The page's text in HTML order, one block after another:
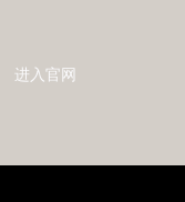
进入官网